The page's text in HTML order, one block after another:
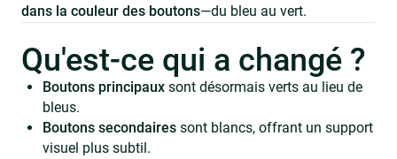
dans la couleur des boutons—du bleu au vert.
Qu'est-ce qui a changé ?
Boutons principauxsont désormais verts au lieu de
bleus.
Boutons secondairessont blancs, offrant un support
visuel plus subtil.